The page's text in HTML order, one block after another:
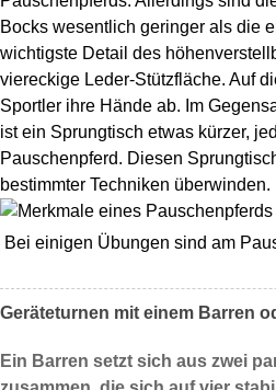
Bocks wesentlich geringer als die
wichtigste Detail des
viereckige Leder-Stützfläche. Auf
Sportler ihre Hände ab. Im
ist ein Sprungtisch etwas kürzer,
Pauschenpferd. Diesen
bestimmter Techniken überwinden.
Bei einigen Übungen sind am
Geräteturnen mit einem Barren
Ein Barren setzt sich aus zwei